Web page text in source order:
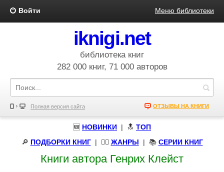
Войти Меню библиотеки
iknigi.net
библиотека книг
282 000 книг, 71 000 авторов
Полная версия сайта ОТЗЫВЫ НА КНИГИ
🆕 НОВИНКИ | 🔝 ТОП
🔎 ПОДБОРКИ КНИГ| 🧝‍♀️ ЖАНРЫ | 📚 СЕРИИ КНИГ
Книги автора Генрих Клейст